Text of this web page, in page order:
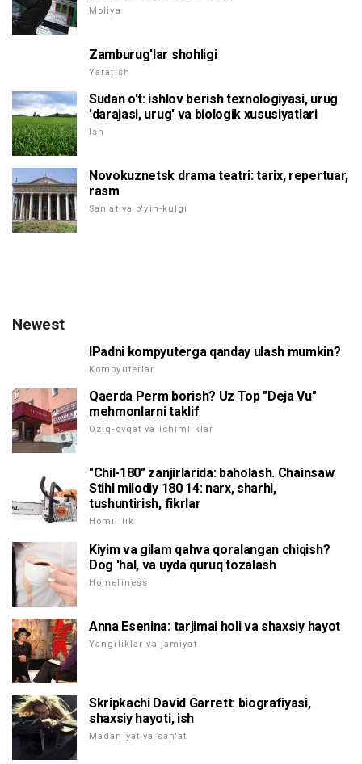
Moliya
Zamburug'lar shohligi
Yaratish
Sudan o't: ishlov berish texnologiyasi, urug
'darajasi, urug' va biologik xususiyatlari
Ish
Novokuznetsk drama teatri: tarix, repertuar,
rasm
San'at va o'yin-kulgi
Newest
IPadni kompyuterga qanday ulash mumkin?
Kompyuterlar
Qaerda Perm borish? Uz Top "Deja Vu"
mehmonlarni taklif
Oziq-ovqat va ichimliklar
"Chil-180" zanjirlarida: baholash. Chainsaw
Stihl milodiy 180 14: narx, sharhi,
tushuntirish, fikrlar
Homililik
Kiyim va gilam qahva qoralangan chiqish?
Dog 'hal, va uyda quruq tozalash
Homeliness
Anna Esenina: tarjimai holi va shaxsiy hayot
Yangiliklar va jamiyat
Skripkachi David Garrett: biografiyasi,
shaxsiy hayoti, ish
Madaniyat va san'at